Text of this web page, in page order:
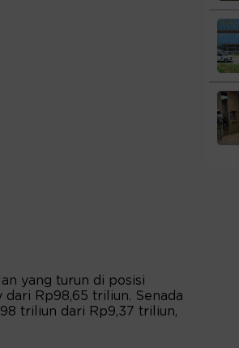
yang turun di posisi
Rp98,65 triliun. Senada
triliun dari Rp9,37 triliun,